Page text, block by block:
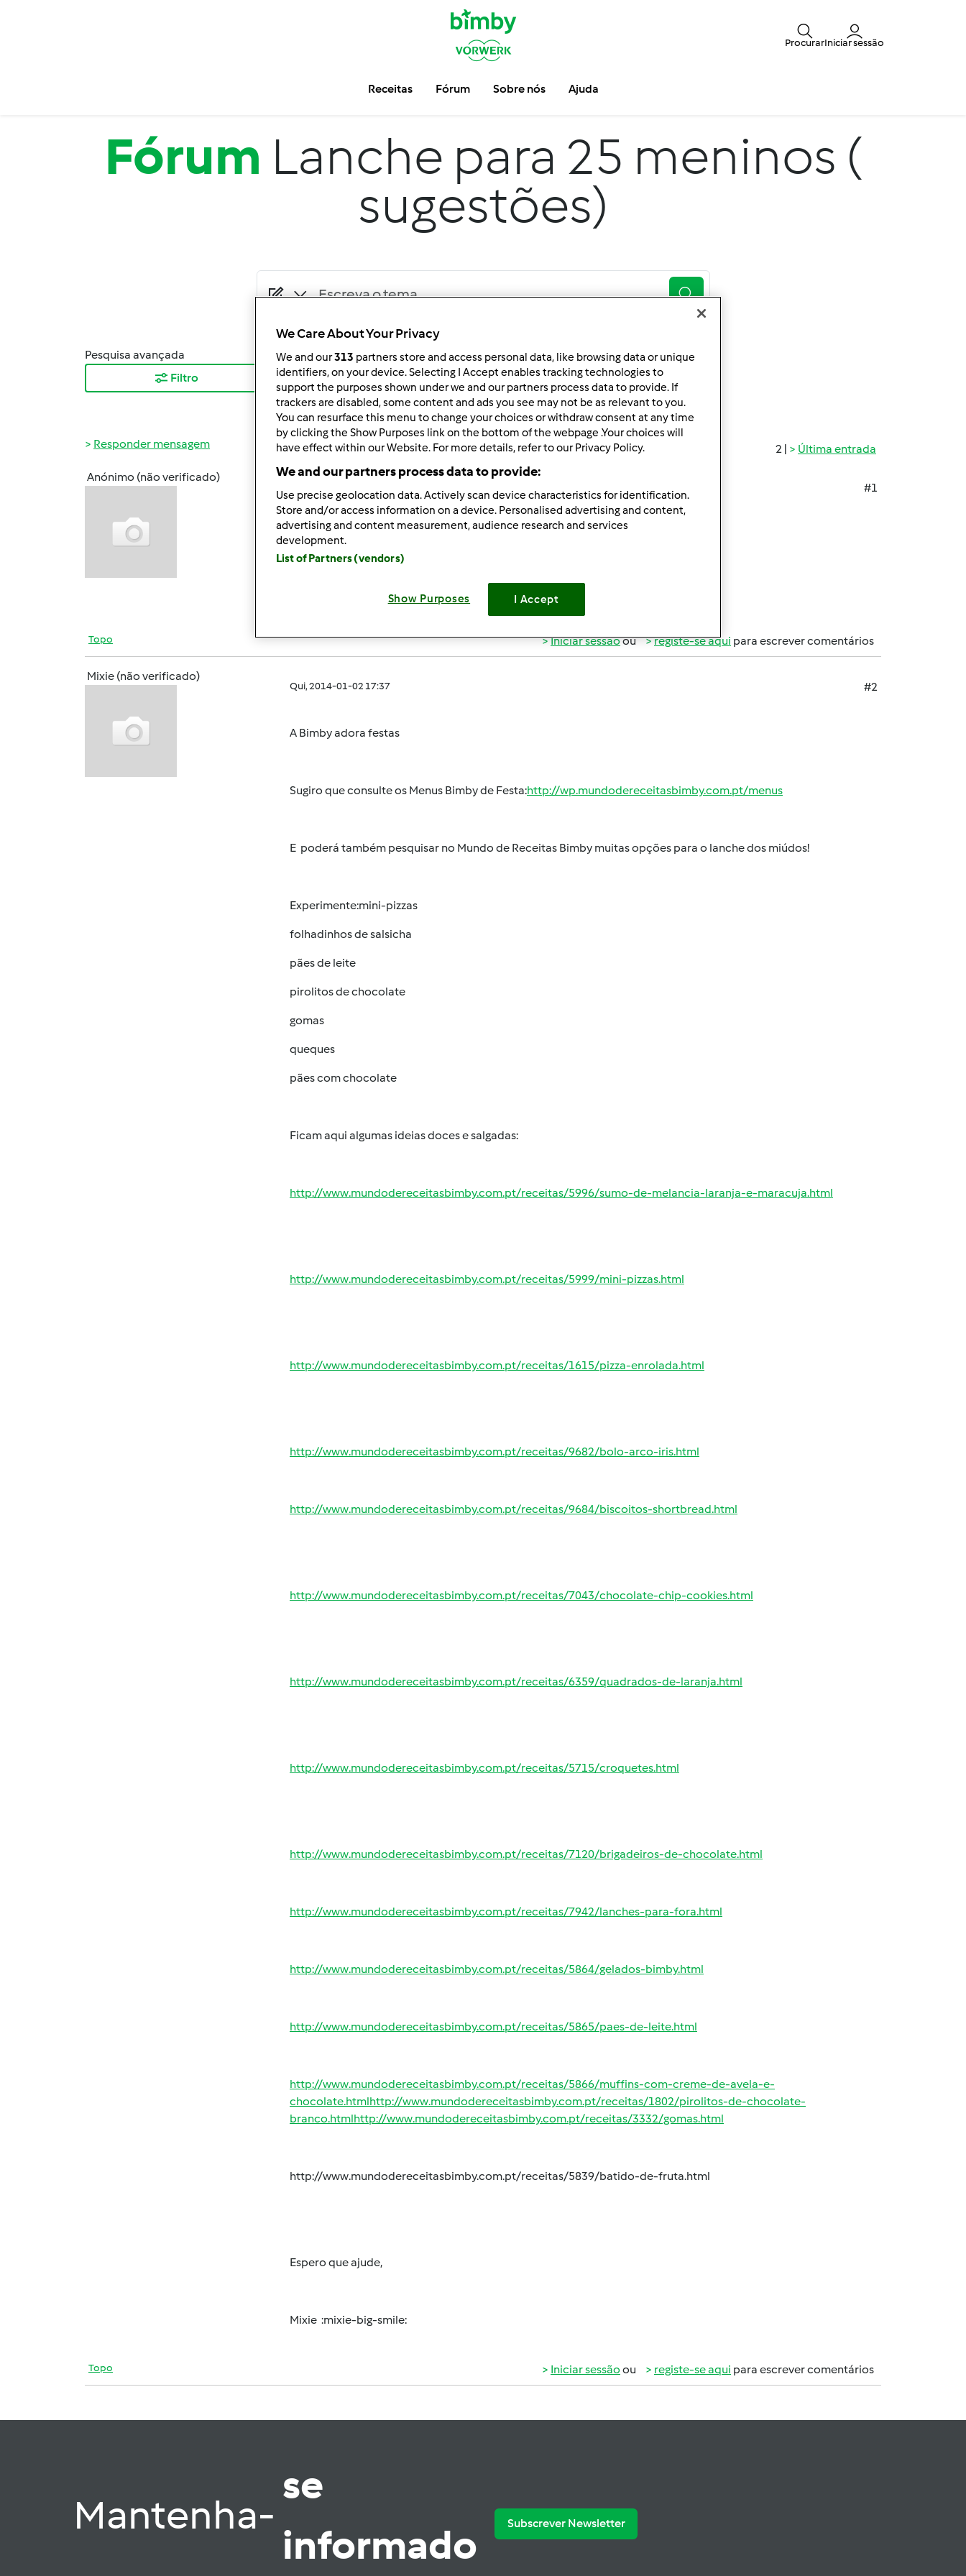
ProcurarIniciar sessão
Receitas Fórum Sobre nós Ajuda
Fórum Lanche para 25 meninos (
sugestões)
Pesquisa avançada
Filtro
Ordenar por:
Mais Recentes
Resultados por página:
10
2 | Última entrada
Responder mensagem
Anónimo (não verificado)
#1
Olá
Preciso de sugestões para lanche leve para 25 meninos ( festa de aniversário).
Topo Iniciar sessãoou registe-se aqui para escrever comentários
Mixie (não verificado)
Qui, 2014-01-02 17:37 #2
A Bimby adora festas
Sugiro que consulte os Menus Bimby de Festa:http://wp.mundodereceitasbimby.com.pt/menus
E poderá também pesquisar no Mundo de Receitas Bimby muitas opções para o lanche dos miúdos!
Experimente:mini-pizzas
folhadinhos de salsicha
pães de leite
pirolitos de chocolate
gomas
queques
pães com chocolate
Ficam aqui algumas ideias doces e salgadas:
http://www.mundodereceitasbimby.com.pt/receitas/5996/sumo-de-melancia-laranja-e-maracuja.html
http://www.mundodereceitasbimby.com.pt/receitas/5999/mini-pizzas.html
http://www.mundodereceitasbimby.com.pt/receitas/1615/pizza-enrolada.html
http://www.mundodereceitasbimby.com.pt/receitas/9682/bolo-arco-iris.html
http://www.mundodereceitasbimby.com.pt/receitas/9684/biscoitos-shortbread.html
http://www.mundodereceitasbimby.com.pt/receitas/7043/chocolate-chip-cookies.html
http://www.mundodereceitasbimby.com.pt/receitas/6359/quadrados-de-laranja.html
http://www.mundodereceitasbimby.com.pt/receitas/5715/croquetes.html
http://www.mundodereceitasbimby.com.pt/receitas/7120/brigadeiros-de-chocolate.html
http://www.mundodereceitasbimby.com.pt/receitas/7942/lanches-para-fora.html
http://www.mundodereceitasbimby.com.pt/receitas/5864/gelados-bimby.html
http://www.mundodereceitasbimby.com.pt/receitas/5865/paes-de-leite.html
http://www.mundodereceitasbimby.com.pt/receitas/5866/muffins-com-creme-de-avela-e-
chocolate.htmlhttp://www.mundodereceitasbimby.com.pt/receitas/1802/pirolitos-de-chocolate-
branco.htmlhttp://www.mundodereceitasbimby.com.pt/receitas/3332/gomas.html
http://www.mundodereceitasbimby.com.pt/receitas/5839/batido-de-fruta.html
Espero que ajude,
Mixie :mixie-big-smile:
Topo Iniciar sessão ou registe-se aqui para escrever comentários
Mantenha-
se
informado
Subscrever Newsletter
We Care About Your Privacy
We and our313 partners store and access personal data, like browsing data or unique
identifiers, on your device. Selecting I Accept enables tracking technologies to
support the purposes shown under we and our partners process data to provide. If
trackers are disabled, some content and ads you see may not be as relevant to you.
You can resurface this menu to change your choices or withdraw consent at any time
by clicking the Show Purposes link on the bottom of the webpage .Your choices will
have effect within our Website. For more details, refer to our Privacy Policy.
We and our partners process data to provide:
Use precise geolocation data. Actively scan device characteristics for identification.
Store and/or access information on a device. Personalised advertising and content,
advertising and content measurement, audience research and services
development.
List of Partners (vendors)
Show Purposes I Accept